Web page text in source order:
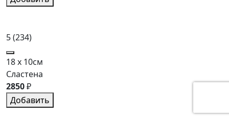
5(234)
18 x 10см
Сластена
2850₽
Добавить